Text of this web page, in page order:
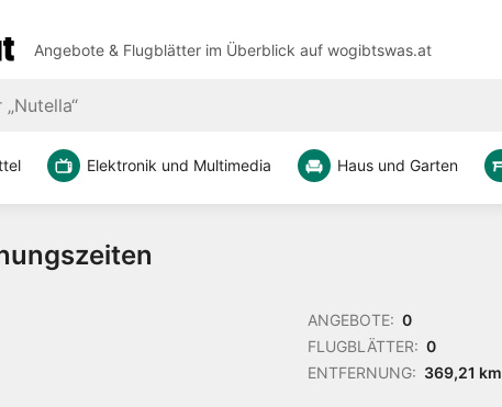
Angebote & Flugblätter im Überblick auf wogibtswas.at
Elektronik und Multimedia Haus und Garten
ANGEBOTE: 0
FLUGBLÄTTER: 0
ENTFERNUNG: 369,21 km